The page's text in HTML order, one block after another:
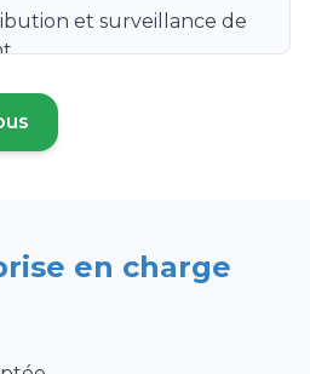
et surveillance de
hebdomadaire
nouvel onglet)
en charge